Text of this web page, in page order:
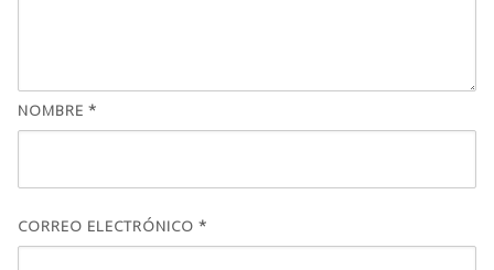
NOMBRE *
CORREO ELECTRÓNICO *